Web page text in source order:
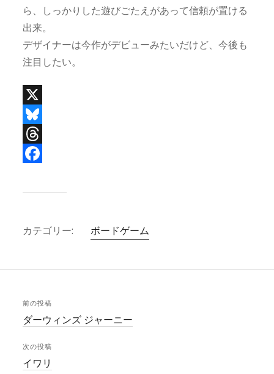
ら、しっかりした遊びごたえがあって信頼が置ける
出来。
デザイナーは今作がデビューみたいだけど、今後も
注目したい。
X
B
l
e
k
T
r
a
s
a
e
o
k
カテゴリー: ボードゲーム
前の投稿
ダーウィンズ ジャーニー
次の投稿
イワリ